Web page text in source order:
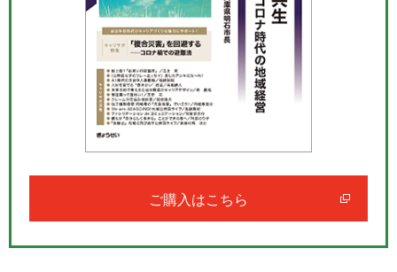
ご購入はこちら